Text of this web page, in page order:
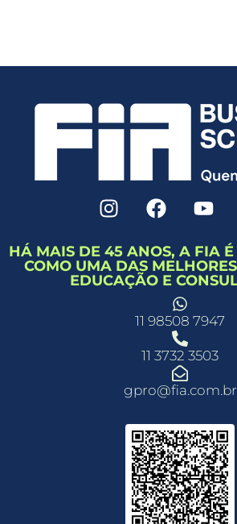
HÁ MAIS DE 45 ANOS, A FIA
COMO UMA DAS
EDUCAÇÃO E
11 98508 7947
11 3732 3503
gpro@fia.com.br